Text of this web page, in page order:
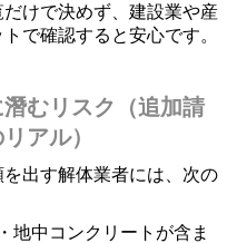
けで決めず、建設業や産
で確認すると安心です。
むリスク（追加請
アル）
出す解体業者には、次の
地中コンクリートが含ま